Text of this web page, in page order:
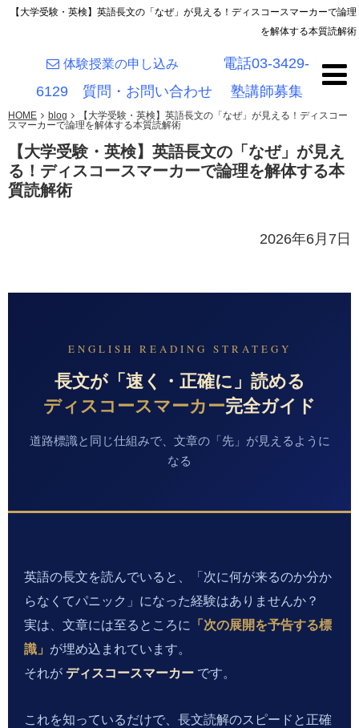
【大学受験・英検】英語長文の「なぜ」が見える！ディスコースマーカーで論理
を解体する本質読解術
体験授業の申し込み
電話03-3429-
6129
質問・お問い合わせ 塾講師募集
HOME blog
【大学受験・英検】英語長文の「なぜ」が見える！ディスコー
スマーカーで論理を解体する本質読解術
【大学受験・英検】英語長文の「なぜ」が見え
る！ディスコースマーカーで論理を解体する本
質読解術
2026年6月7日
ENGLISH READING STRATEGY
長文が「速く・正確に」読める
ディスコースマーカー完全ガイド
道路標識と同じ仕組みで、文章の「先」が見えるように
なる
英語の長文を読んでいると、「次に何が来るのか分か
らなくてパニック」になった経験はありませんか？
実は、文章には至るところに 「次の展開を予告する標
識」 が埋め込まれています。
それが ディスコースマーカー です。
これを知っているだけで、長文読解のスピードと正確